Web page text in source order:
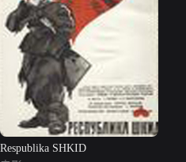
Respublika SHKID